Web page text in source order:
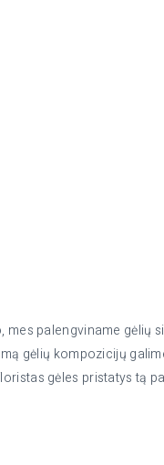
palengviname gėlių
gėlių kompozicijų
gėles pristatys tą